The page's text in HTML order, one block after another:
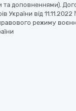
та доповненнями).
України від
режиму